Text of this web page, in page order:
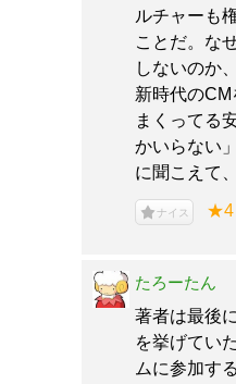
ルチャーも
ことだ。な
しないのか
新時代の
まくってる
かいらない
に聞こえて
ナイス ★4
たろーたん
著者は最後
を挙げてい
ムに参加す